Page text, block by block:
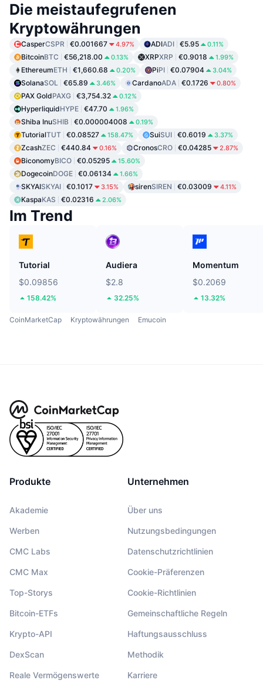
Die meistaufegrufenen
Kryptowährungen
CasperCSPR €0.001667 4.97% ADIADI €5.95 0.11%
BitcoinBTC €56,218.00 0.13% XRPXRP €0.9018 1.99%
EthereumETH €1,660.68 0.20% PiPI €0.07904 3.04%
SolanaSOL €65.89 3.46% CardanoADA €0.1726 0.80%
PAX GoldPAXG €3,754.32 0.12%
HyperliquidHYPE €47.70 1.96%
Shiba InuSHIB €0.000004008 0.19%
TutorialTUT €0.08527 158.47% SuiSUI €0.6019 3.37%
ZcashZEC €440.84 0.16% CronosCRO €0.04285 2.87%
BiconomyBICO €0.05295 15.60%
DogecoinDOGE €0.06134 1.66%
SKYAISKYAI €0.1017 3.15% sirenSIREN €0.03009 4.11%
KaspaKAS €0.02316 2.06%
Im Trend
Tutorial
$0.09856
158.42%
Audiera
$2.8
32.25%
Momentum
$0.2069
13.32%
CoinMarketCap Kryptowährungen Emucoin
Produkte
Akademie
Werben
CMC Labs
CMC Max
Top-Storys
Bitcoin-ETFs
Krypto-API
DexScan
Reale Vermögenswerte
Unternehmen
Über uns
Nutzungsbedingungen
Datenschutzrichtlinien
Cookie-Präferenzen
Cookie-Richtlinien
Gemeinschaftliche Regeln
Haftungsausschluss
Methodik
Karriere